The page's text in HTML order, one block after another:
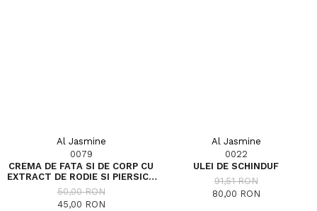
Al Jasmine
0079
CREMA DE FATA SI DE CORP CU
EXTRACT DE RODIE SI PIERSICA
75G
50,00 RON
45,00 RON
Al Jasmine
0022
ULEI DE SCHINDUF
91,51 RON
80,00 RON